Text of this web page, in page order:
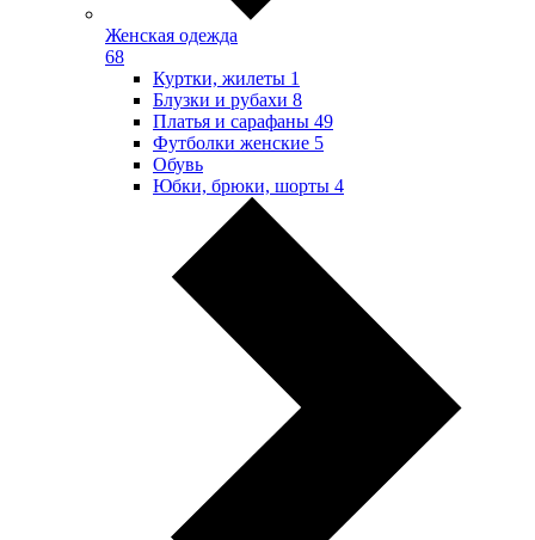
Женская одежда
68
Куртки, жилеты 1
Блузки и рубахи 8
Платья и сарафаны 49
Футболки женские 5
Обувь
Юбки, брюки, шорты 4